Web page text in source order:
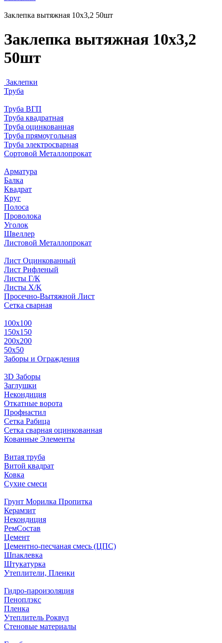
Заклепка вытяжная 10х3,2 50шт
Заклепка вытяжная 10х3,2
50шт
Заклепки
Труба
Труба ВГП
Труба квадратная
Труба оцинкованная
Труба прямоугольная
Труба электросварная
Сортовой Металлопрокат
Арматура
Балка
Квадрат
Круг
Полоса
Проволока
Уголок
Швеллер
Листовой Металлопрокат
Лист Оцинкованный
Лист Рифленый
Листы Г/К
Листы Х/К
Просечно-Вытяжной Лист
Сетка сварная
100х100
150х150
200х200
50х50
Заборы и Ограждения
3D Заборы
Заглушки
Некондиция
Откатные ворота
Профнастил
Сетка Рабица
Сетка сварная оцинкованная
Кованные Элементы
Витая труба
Витой квадрат
Ковка
Сухие смеси
Грунт Морилка Пропитка
Керамзит
Некондиция
РемСостав
Цемент
Цементно-песчаная смесь (ЦПС)
Шпаклевка
Штукатурка
Утеплители, Пленки
Гидро-пароизоляция
Пеноплэкс
Пленка
Утеплитель Роквул
Стеновые материалы